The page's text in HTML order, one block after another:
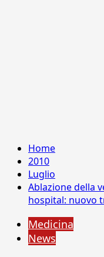
Home
2010
Luglio
Ablazione della
hospital: nuovo
Medicina
News